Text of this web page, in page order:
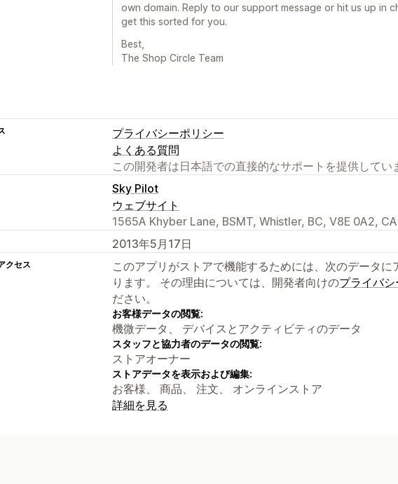
own domain. Reply to our support message or hit us up in
get this sorted for you.
Best,
The Shop Circle Team
プライバシーポリシー
よくある質問
この開発者は日本語での直接的なサポートを提供してい
Sky Pilot
ウェブサイト
1565A Khyber Lane, BSMT, Whistler, BC, V8E 0A2, CA
2013年5月17日
クセス
このアプリがストアで機能するためには、次のデータに
ります。 その理由については、開発者向けのプライバ
ださい。
お客様データの閲覧:
機微データ、 デバイスとアクティビティのデータ
スタッフと協力者のデータの閲覧:
ストアオーナー
ストアデータを表示および編集:
お客様、 商品、 注文、 オンラインストア
詳細を見る